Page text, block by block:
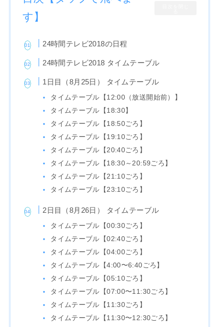
す】
24時間テレビ2018の日程
24時間テレビ2018 タイムテーブル
1日目（8月25日） タイムテーブル
タイムテーブル【12:00（放送開始前）】
タイムテーブル【18:30】
タイムテーブル【18:50ごろ】
タイムテーブル【19:10ごろ】
タイムテーブル【20:40ごろ】
タイムテーブル【18:30～20:59ごろ】
タイムテーブル【21:10ごろ】
タイムテーブル【23:10ごろ】
2日目（8月26日） タイムテーブル
タイムテーブル【00:30ごろ】
タイムテーブル【02:40ごろ】
タイムテーブル【04:00ごろ】
タイムテーブル【4:00〜6:40ごろ】
タイムテーブル【05:10ごろ】
タイムテーブル【07:00〜11:30ごろ】
タイムテーブル【11:30ごろ】
タイムテーブル【11:30〜12:30ごろ】